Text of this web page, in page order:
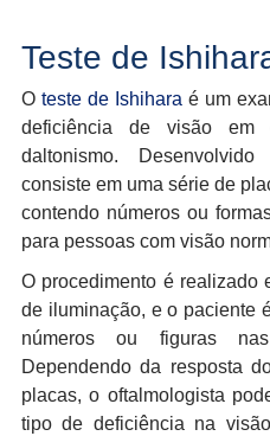
Teste de
O teste de Ishihara é um
deficiência de visão em
daltonismo.
consiste em uma série de
contendo números ou
para pessoas com visão
O procedimento é realizado
de iluminação, e o paciente
números ou figuras
Dependendo da resposta
placas, o oftalmologista
tipo de deficiência na